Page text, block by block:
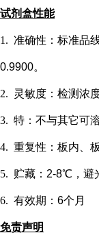
试剂盒性能
1. 准确性：标准品
0.9900。
2. 灵敏度：检测浓
3. 特：不与其它可
4. 重复性：板内、
5. 贮藏： 2-8℃，避
6. 有效期： 6个月
免责声明